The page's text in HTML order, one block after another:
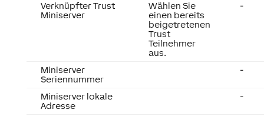
Verknüpfter Trust
Miniserver
Wählen Sie
einen bereits
beigetretenen
Trust
Teilnehmer
aus.
-
Miniserver
Seriennummer
-
Miniserver lokale
Adresse
-